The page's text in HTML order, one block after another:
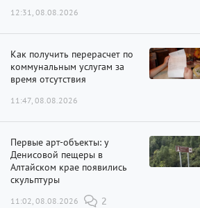
12:31, 08.08.2026
Как получить перерасчет по
коммунальным услугам за
время отсутствия
11:47, 08.08.2026
Первые арт-объекты: у
Денисовой пещеры в
Алтайском крае появились
скульптуры
11:02, 08.08.2026 2